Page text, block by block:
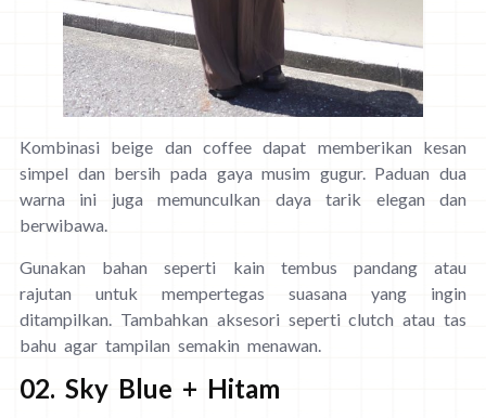
Kombinasi beige dan coffee dapat memberikan kesan
simpel dan bersih pada gaya musim gugur. Paduan dua
warna ini juga memunculkan daya tarik elegan dan
berwibawa.
Gunakan bahan seperti kain tembus pandang atau
rajutan untuk mempertegas suasana yang ingin
ditampilkan. Tambahkan aksesori seperti clutch atau tas
bahu agar tampilan semakin menawan.
02. Sky Blue + Hitam